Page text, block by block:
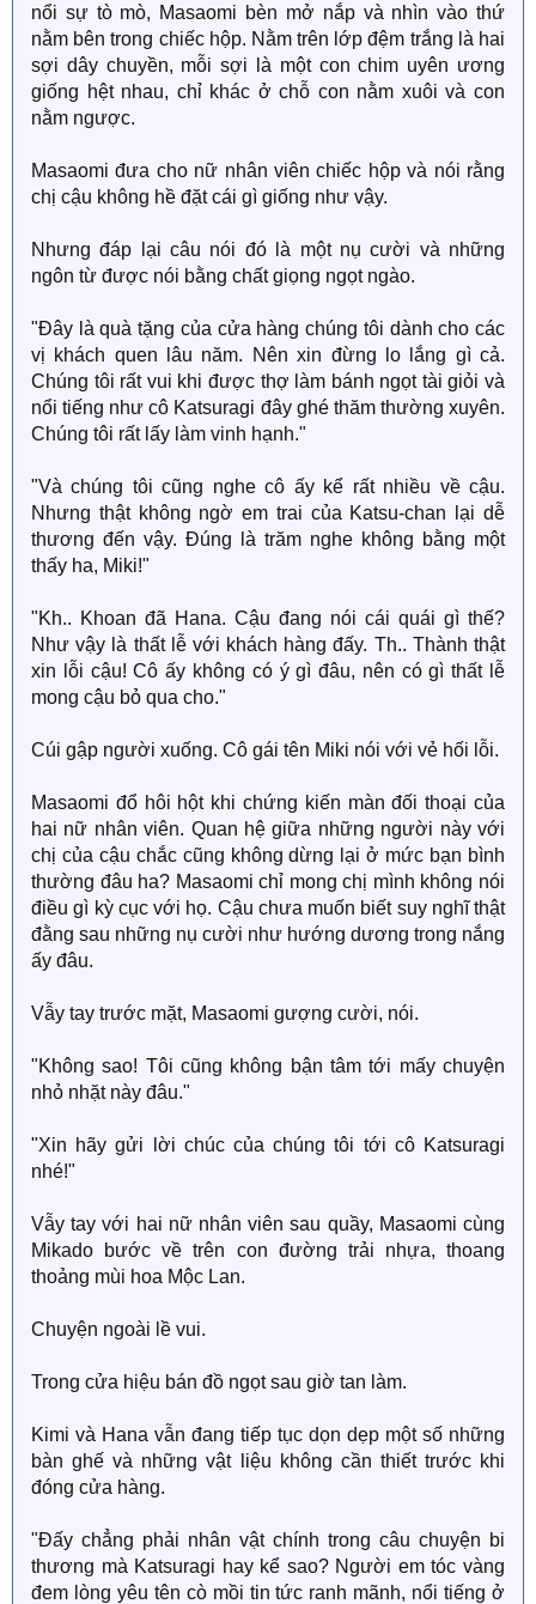
nổi sự tò mò, Masaomi bèn mở nắp và nhìn vào thứ
nằm bên trong chiếc hộp. Nằm trên lớp đệm trắng là hai
sợi dây chuyền, mỗi sợi là một con chim uyên ương
giống hệt nhau, chỉ khác ở chỗ con nằm xuôi và con
nằm ngược.
Masaomi đưa cho nữ nhân viên chiếc hộp và nói rằng
chị cậu không hề đặt cái gì giống như vậy.
Nhưng đáp lại câu nói đó là một nụ cười và những
ngôn từ được nói bằng chất giọng ngọt ngào.
"Đây là quà tặng của cửa hàng chúng tôi dành cho các
vị khách quen lâu năm. Nên xin đừng lo lắng gì cả.
Chúng tôi rất vui khi được thợ làm bánh ngọt tài giỏi và
nổi tiếng như cô Katsuragi đây ghé thăm thường xuyên.
Chúng tôi rất lấy làm vinh hạnh."
"Và chúng tôi cũng nghe cô ấy kể rất nhiều về cậu.
Nhưng thật không ngờ em trai của Katsu-chan lại dễ
thương đến vậy. Đúng là trăm nghe không bằng một
thấy ha, Miki!"
"Kh.. Khoan đã Hana. Cậu đang nói cái quái gì thế?
Như vậy là thất lễ với khách hàng đấy. Th.. Thành thật
xin lỗi cậu! Cô ấy không có ý gì đâu, nên có gì thất lễ
mong cậu bỏ qua cho."
Cúi gập người xuống. Cô gái tên Miki nói với vẻ hối lỗi.
Masaomi đổ hôi hột khi chứng kiến màn đối thoại của
hai nữ nhân viên. Quan hệ giữa những người này với
chị của cậu chắc cũng không dừng lại ở mức bạn bình
thường đâu ha? Masaomi chỉ mong chị mình không nói
điều gì kỳ cục với họ. Cậu chưa muốn biết suy nghĩ thật
đằng sau những nụ cười như hướng dương trong nắng
ấy đâu.
Vẫy tay trước mặt, Masaomi gượng cười, nói.
"Không sao! Tôi cũng không bận tâm tới mấy chuyện
nhỏ nhặt này đâu."
"Xin hãy gửi lời chúc của chúng tôi tới cô Katsuragi
nhé!"
Vẫy tay với hai nữ nhân viên sau quầy, Masaomi cùng
Mikado bước về trên con đường trải nhựa, thoang
thoảng mùi hoa Mộc Lan.
Chuyện ngoài lề vui.
Trong cửa hiệu bán đồ ngọt sau giờ tan làm.
Kimi và Hana vẫn đang tiếp tục dọn dẹp một số những
bàn ghế và những vật liệu không cần thiết trước khi
đóng cửa hàng.
"Đấy chẳng phải nhân vật chính trong câu chuyện bi
thương mà Katsuragi hay kể sao? Người em tóc vàng
đem lòng yêu tên cò mồi tin tức ranh mãnh, nổi tiếng ở